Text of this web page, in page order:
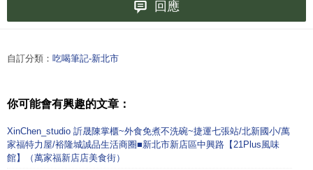
回應
自訂分類： 吃喝筆記-新北市
你可能會有興趣的文章：
XinChen_studio 訢晟陳掌櫃~外食免煮不洗碗~捷運七張站/北新國小/萬
家福特力屋/裕隆城誠品生活商圈■新北市新店區中興路【21Plus風味
館】（萬家福新店店美食街）